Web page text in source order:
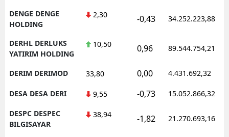
DENGE DENGE
HOLDING
2,30 -0,43 34.252.223,88
DERHL DERLUKS
YATIRIM HOLDING
10,50 0,96 89.544.754,21
DERIM DERIMOD 33,80 0,00 4.431.692,32
DESA DESA DERI 9,55 -0,73 15.052.866,32
DESPC DESPEC
BILGISAYAR
38,94 -1,82 21.270.693,16